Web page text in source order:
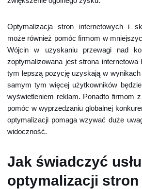
Optymalizacja stron internetowych i
może również pomóc firmom w
Wójcin w uzyskaniu przewagi nad
zoptymalizowana jest strona internetowa
tym lepszą pozycję uzyskają w
samym tym więcej użytkowników
wyświetleniem reklam. Ponadto firmom
pomóc w wyprzedzaniu globalnej
optymalizacji pomaga wzywać duże
widoczność.
Jak świadczyć
optymalizacji stron